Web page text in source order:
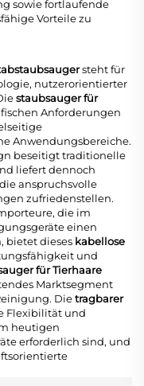
sowie fortlaufende
Vorteile zu
steht für
nutzerorientierter
staubsauger für
Anforderungen
Anwendungsbereiche.
beseitigt traditionelle
liefert dennoch
anspruchsvolle
zufriedenstellen.
die im
einen
bietet dieses kabellose
und
für Tierhaare
Marktsegment
Dietragbarer
Flexibilität und
heutigen
erforderlich sind, und